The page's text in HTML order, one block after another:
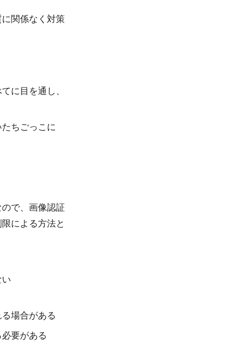
関係なく対策
に目を通し、
ちごっこに
で、画像認証
による方法と
場合がある
要がある